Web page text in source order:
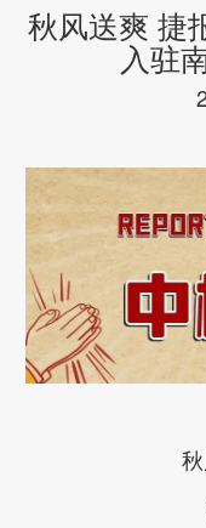
秋风送爽 捷
入驻